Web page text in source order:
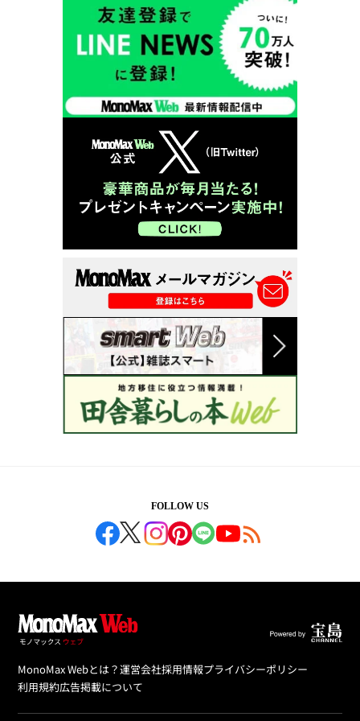
FOLLOW US
MonoMax Webとは？運営会社採用情報プライバシーポリシー
利用規約広告掲載について